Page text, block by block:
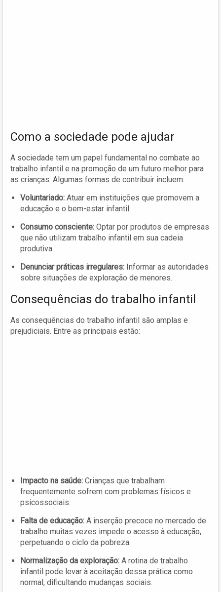
Como a sociedade pode ajudar
A sociedade tem um papel fundamental no combate ao
trabalho infantil e na promoção de um futuro melhor para
as crianças. Algumas formas de contribuir incluem:
Voluntariado: Atuar em instituições que promovem a
educação e o bem-estar infantil.
Consumo consciente: Optar por produtos de empresas
que não utilizam trabalho infantil em sua cadeia
produtiva.
Denunciar práticas irregulares: Informar as autoridades
sobre situações de exploração de menores.
Consequências do trabalho infantil
As consequências do trabalho infantil são amplas e
prejudiciais. Entre as principais estão:
Impacto na saúde: Crianças que trabalham
frequentemente sofrem com problemas físicos e
psicossociais.
Falta de educação: A inserção precoce no mercado de
trabalho muitas vezes impede o acesso à educação,
perpetuando o ciclo da pobreza.
Normalização da exploração: A rotina de trabalho
infantil pode levar à aceitação dessa prática como
normal, dificultando mudanças sociais.